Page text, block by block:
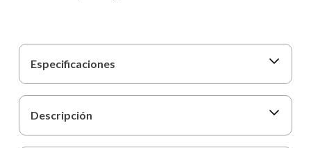
Especificaciones
Descripción